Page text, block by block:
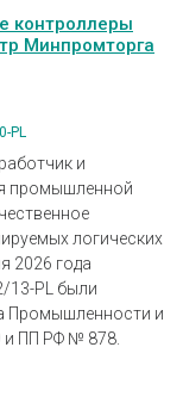
контроллеры
Минпромторга
PL
и
промышленной
логических
2026 года
13-PL были
Промышленности и
ПП РФ № 878.